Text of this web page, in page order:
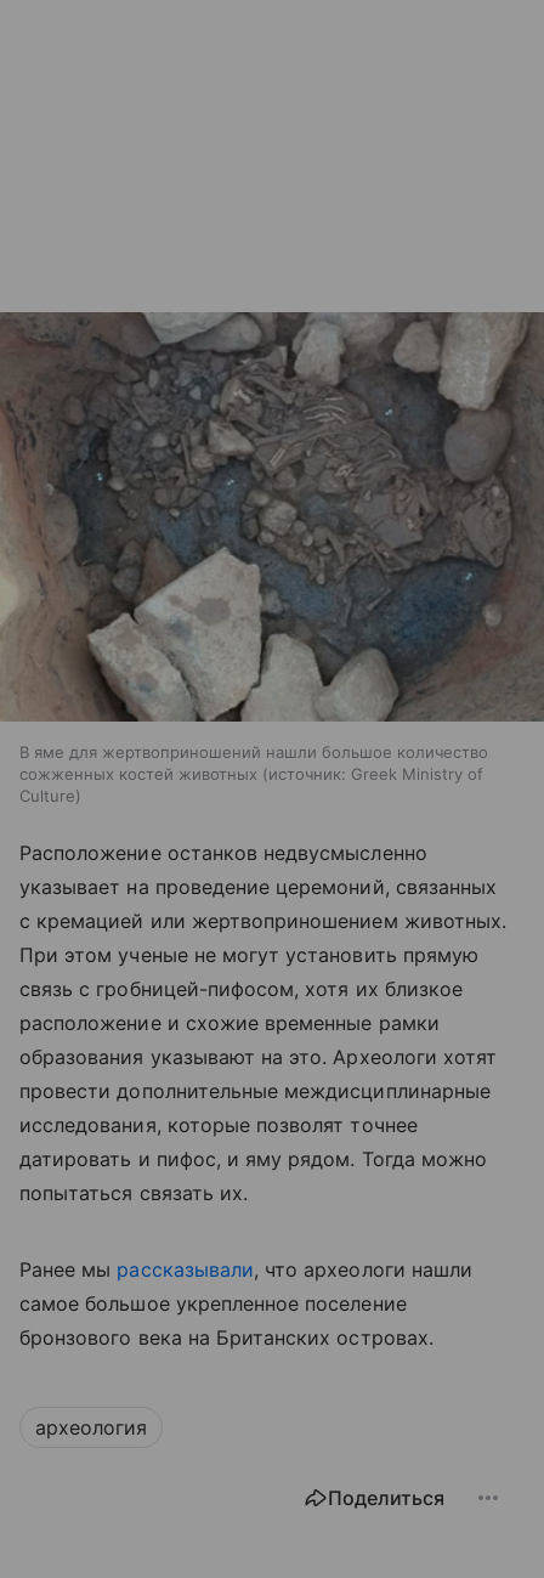
В яме для жертвоприношений нашли большое количество
сожженных костей животных
источник: Greek Ministry of
Culture
Расположение останков недвусмысленно
указывает на проведение церемоний, связанных
с кремацией или жертвоприношением животных.
При этом ученые не могут установить прямую
связь с гробницей-пифосом, хотя их близкое
расположение и схожие временные рамки
образования указывают на это. Археологи хотят
провести дополнительные междисциплинарные
исследования, которые позволят точнее
датировать и пифос, и яму рядом. Тогда можно
попытаться связать их.
Ранее мы рассказывали, что археологи нашли
самое большое укрепленное поселение
бронзового века на Британских островах.
археология
Поделиться